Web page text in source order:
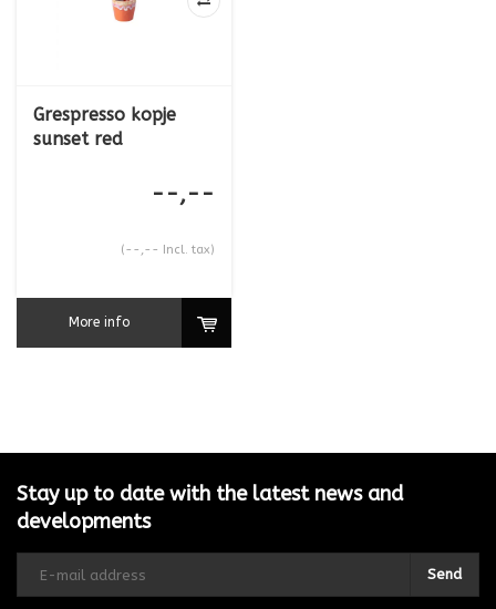
Grespresso kopje
sunset red
--,--
(--,-- Incl. tax)
More info
Stay up to date with the latest news and
developments
Send